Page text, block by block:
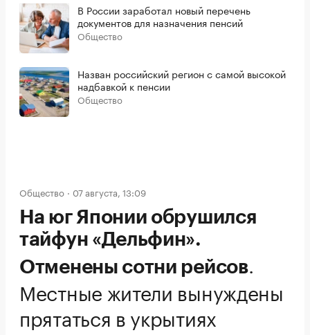
В России заработал новый перечень
документов для назначения пенсий
Общество
Назван российский регион с самой высокой
надбавкой к пенсии
Общество
Общество 07 августа, 13:09
На юг Японии обрушился
тайфун «Дельфин».
Отменены сотни рейсов.
Местные жители вынуждены
прятаться в укрытиях